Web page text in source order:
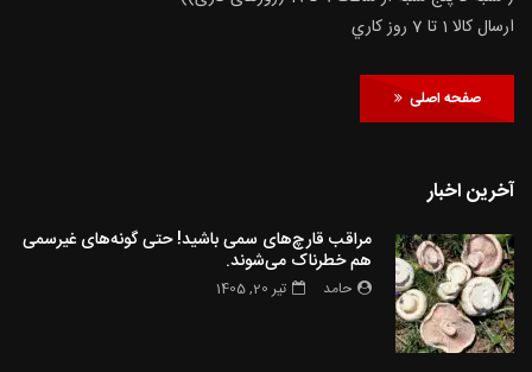
ارسال كالا 1 تا 7 روز كاري
صفحه اصلی
آخرین اخبار
مراقب قارچ‌های سمی باشید! حتی گونه‌های غیرسمی
هم خطرناک می‌شوند.
حامد تیر 20, 1405